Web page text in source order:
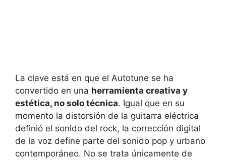
La clave está en que el Autotune se ha
convertido en una herramienta creativa y
estética, no solo técnica. Igual que en su
momento la distorsión de la guitarra eléctrica
definió el sonido del rock, la corrección digital
de la voz define parte del sonido pop y urbano
contemporáneo. No se trata únicamente de